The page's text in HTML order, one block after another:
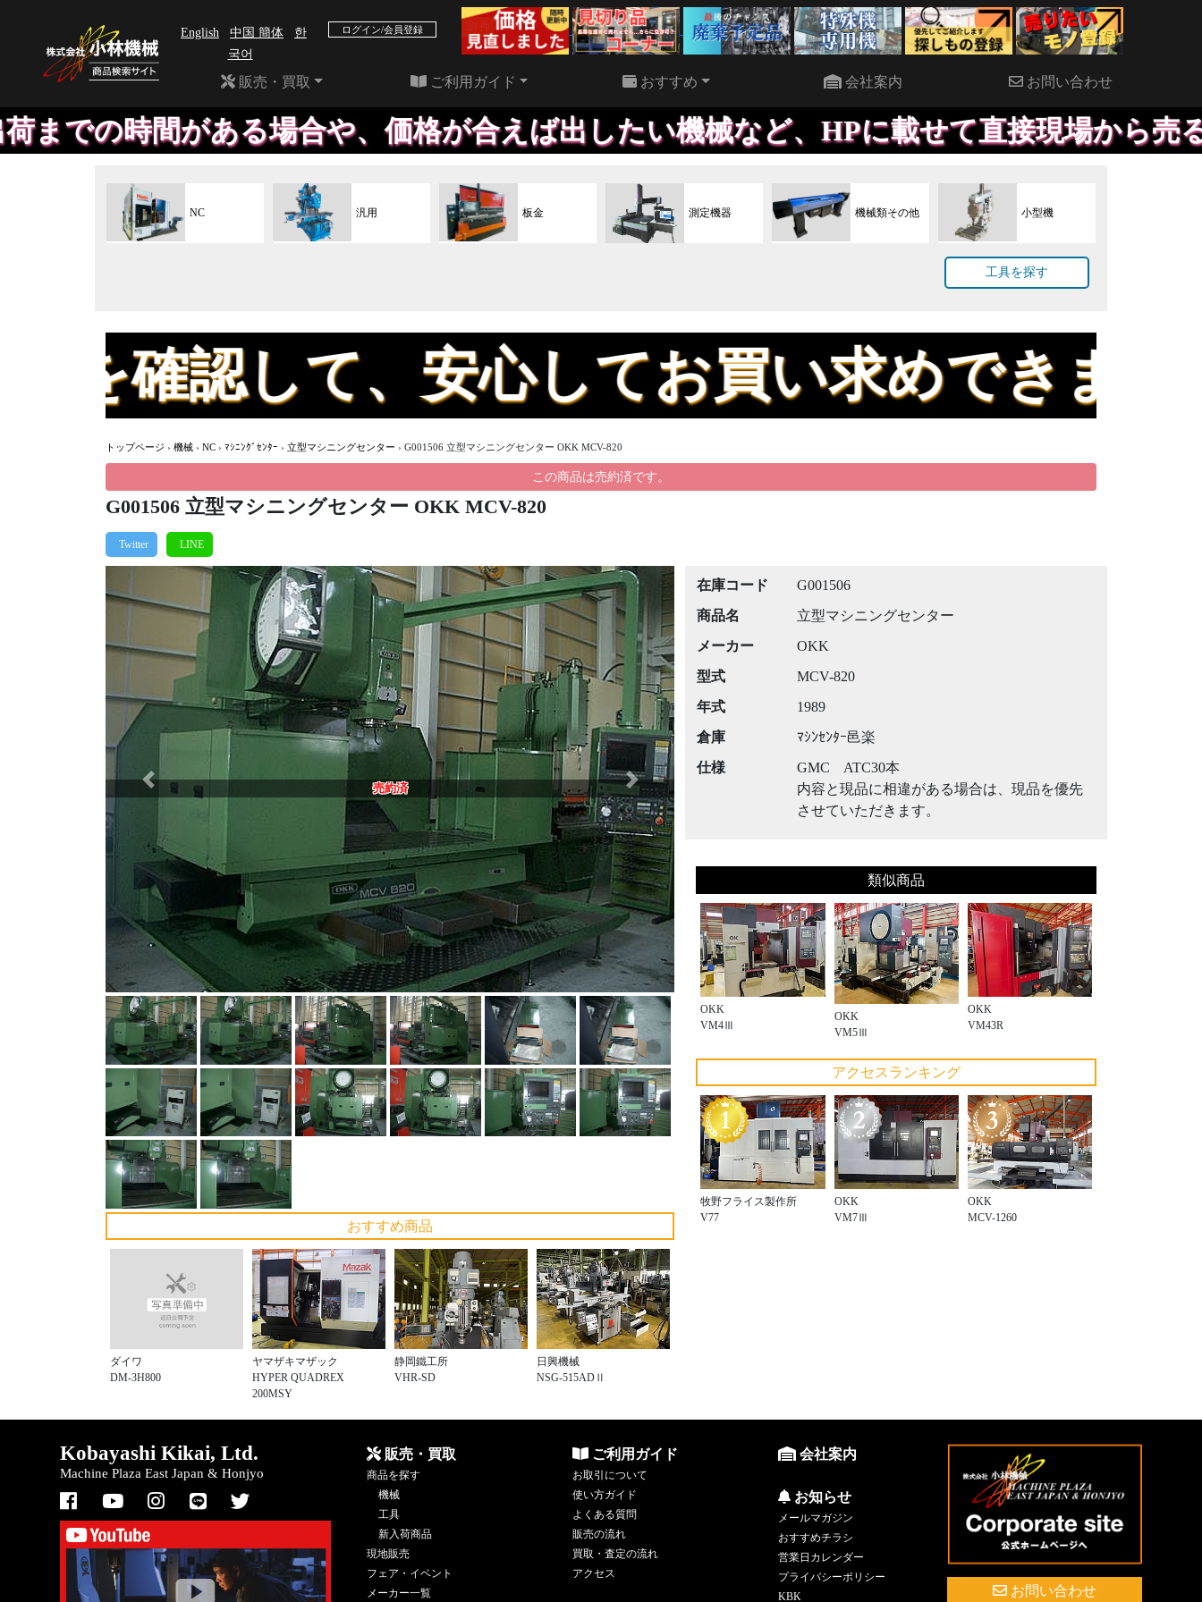
English 中国 簡体
한
국어
ログイン/会員登録 39 件 22 件
販売・買取 ご利用ガイド おすすめ 会社案内 お問い合わせ
場合や、価格が合えば出したい機械など、HPに載せて直接現場から売ることにも対応
NC 汎用 板金 測定機器 機械類その他 小型機
工具を探す
て、安心してお買い求めできます。試し削
トップページ › 機械 › NC › ﾏｼﾆﾝｸﾞｾﾝﾀｰ › 立型マシニングセンター › G001506 立型マシニングセンター OKK MCV-820
この商品は売約済です。
G001506 立型マシニングセンター OKK MCV-820
売約済
Previous Next
おすすめ商品
ダイワ
DM-3H800
ヤマザキマザック
HYPER QUADREX
200MSY
静岡鐵工所
VHR-SD
日興機械
NSG-515ADⅡ
在庫コード
G001506
商品名
立型マシニングセンター
メーカー
OKK
型式
MCV-820
年式
1989
倉庫
ﾏｼﾝｾﾝﾀｰ邑楽
仕様
GMC ATC30本
内容と現品に相違がある場合は、現品を優先
させていただきます。
類似商品
OKK
VM4Ⅲ
OKK
VM5Ⅲ
OKK
VM43R
アクセスランキング
牧野フライス製作所
V77
OKK
VM7Ⅲ
OKK
MCV-1260
Kobayashi Kikai, Ltd.
Machine Plaza East Japan & Honjyo
販売・買取
商品を探す
機械
工具
新入荷商品
現地販売
フェア・イベント
メーカー一覧
ご利用ガイド
お取引について
使い方ガイド
よくある質問
販売の流れ
買取・査定の流れ
アクセス
会社案内
お知らせ
メールマガジン
おすすめチラシ
営業日カレンダー
プライバシーポリシー
KBK
お問い合わせ